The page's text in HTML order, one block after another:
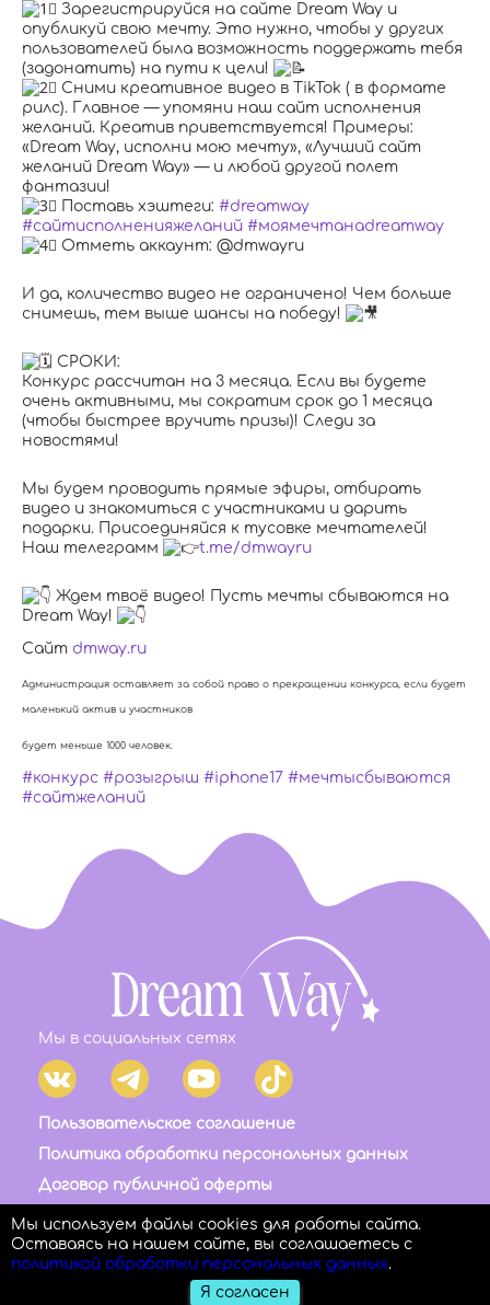
Зарегистрируйся на сайте Dream Way и
опубликуй свою мечту. Это нужно, чтобы у других
пользователей была возможность поддержать тебя
(задонатить) на пути к цели!
Сними креативное видео в TikTok ( в формате
рилс). Главное — упомяни наш сайт исполнения
желаний. Креатив приветствуется! Примеры:
«Dream Way, исполни мою мечту», «Лучший сайт
желаний Dream Way» — и любой другой полет
фантазии!
Поставь хэштеги: #dreamway
#сайтисполненияжеланий #моямечтанаdreamway
Отметь аккаунт: @dmwayru
И да, количество видео не ограничено! Чем больше
снимешь, тем выше шансы на победу!
СРОКИ:
Конкурс рассчитан на 3 месяца. Если вы будете
очень активными, мы сократим срок до 1 месяца
(чтобы быстрее вручить призы)! Следи за
новостями!
Мы будем проводить прямые эфиры, отбирать
видео и знакомиться с участниками и дарить
подарки. Присоединяйся к тусовке мечтателей!
Наш телеграмм
t.me/dmwayru
Ждем твоё видео! Пусть мечты сбываются на
Dream Way!
Cайт dmway.ru
Администрация оставляет за собой право о прекращении конкурса, если будет
маленький актив и участников
будет меньше 1000 человек.
#конкурс #розыгрыш #iphone17 #мечтысбываются
#сайтжеланий
Мы в социальных сетях
Пользовательское соглашение
Политика обработки персональных данных
Договор публичной оферты
Правила возврата и отмены платежа
Мы используем файлы cookies для работы сайта.
Оставаясь на нашем сайте, вы соглашаетесь с
политикой обработки персональных данных.
Я согласен